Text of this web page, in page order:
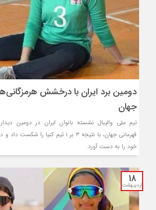
‌‌دومین برد ایران با درخشش
جهان
تیم ملی والیبال نشسته بانوان ایران در دومین
قهرمانی جهان، با نتیجه ۳ بر ۱ تیم کنیا
خود را به دست آورد.
18
اردیبهشت